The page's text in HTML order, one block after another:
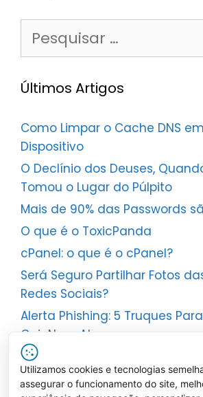
por:
Últimos Artigos
Como Limpar o Cache DNS
Dispositivo
O Declínio dos Deuses,
Tomou o Lugar do Púlpito
Mais de 90% das Passwords
O que é o ToxicPanda
cPanel: o que é o cPanel?
Será Seguro Partilhar Fotos
Redes Sociais?
Alerta Phishing: 5 Truques
Cair Num Ataque
Redes: Do PAN ao POLAN –
Tipo de Rede
Utilizamos cookies e tecnologias
assegurar o funcionamento do site,